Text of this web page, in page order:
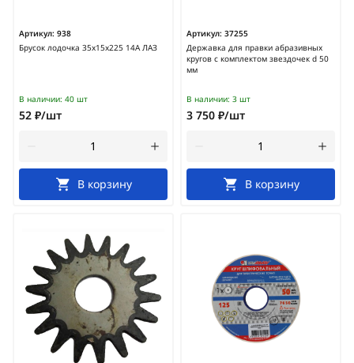
Артикул: 938
Брусок лодочка 35х15х225 14А ЛАЗ
В наличии: 40 шт
52 ₽/шт
В корзину
Артикул: 37255
Державка для правки абразивных
кругов с комплектом звездочек d 50
мм
В наличии: 3 шт
3 750 ₽/шт
В корзину